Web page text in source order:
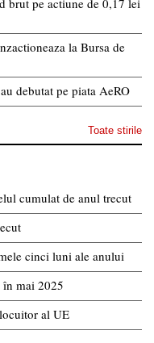
la Bursa de
debutat pe piata AeRO
Toate stirile
cumulat de anul trecut
cinci luni ale anului
în mai 2025
al UE